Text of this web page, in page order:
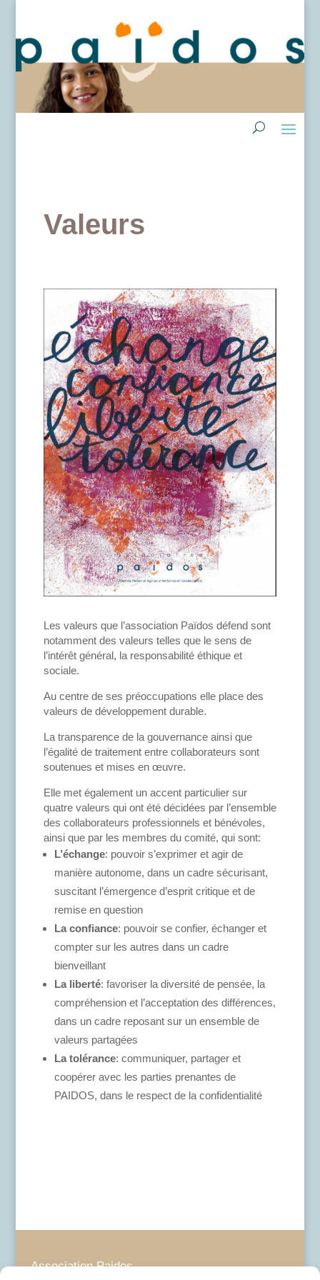
Valeurs
Les valeurs que l’association Païdos défend sont
notamment des valeurs telles que le sens de
l’intérêt général, la responsabilité éthique et
sociale.
Au centre de ses préoccupations elle place des
valeurs de développement durable.
La transparence de la gouvernance ainsi que
l’égalité de traitement entre collaborateurs sont
soutenues et mises en œuvre.
Elle met également un accent particulier sur
quatre valeurs qui ont été décidées par l’ensemble
des collaborateurs professionnels et bénévoles,
ainsi que par les membres du comité, qui sont:
L’échange: pouvoir s’exprimer et agir de
manière autonome, dans un cadre sécurisant,
suscitant l’émergence d’esprit critique et de
remise en question
La confiance: pouvoir se confier, échanger et
compter sur les autres dans un cadre
bienveillant
La liberté: favoriser la diversité de pensée, la
compréhension et l’acceptation des différences,
dans un cadre reposant sur un ensemble de
valeurs partagées
La tolérance: communiquer, partager et
coopérer avec les parties prenantes de
PAIDOS, dans le respect de la confidentialité
Association Paidos